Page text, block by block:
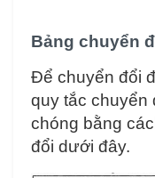
Bảng chuyển
Để chuyển đổi
quy tắc chuyển
chóng bằng
đổi dưới đây.